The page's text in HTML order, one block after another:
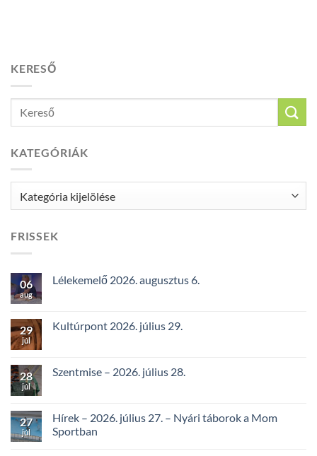
KERESŐ
KATEGÓRIÁK
FRISSEK
06
aug
Lélekemelő 2026. augusztus 6.
29
júl
Kultúrpont 2026. július 29.
28
júl
Szentmise – 2026. július 28.
27
júl
Hírek – 2026. július 27. – Nyári táborok a Mom
Sportban